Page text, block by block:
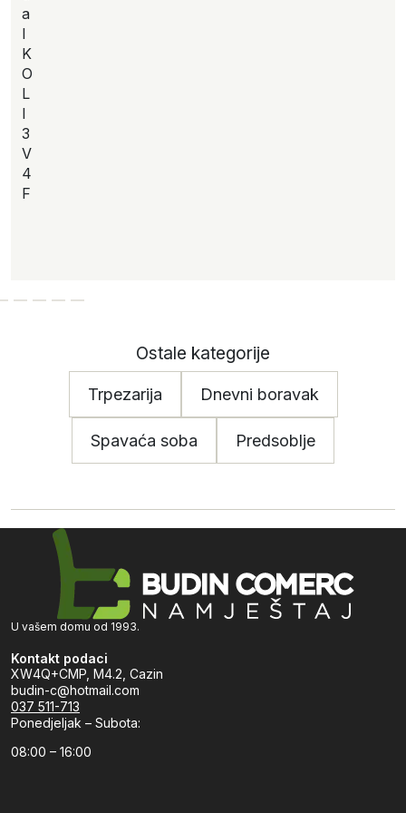
a
I
K
O
L
I
3
V
4
F
Ostale kategorije
Trpezarija Dnevni boravak
Spavaća soba Predsoblje
U vašem domu od 1993.
Kontakt podaci
XW4Q+CMP, M4.2, Cazin
budin-c@hotmail.com
037 511-713
Ponedjeljak – Subota:
08:00 – 16:00